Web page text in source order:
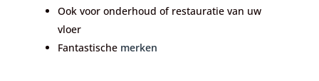
Ook voor onderhoud of restauratie van uw
vloer
Fantastische merken